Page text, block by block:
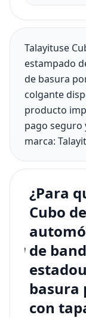
Talayituse
estampado
de basura
colgante
producto
pago seguro
marca:
¿Para
Cubo
de
basura
con